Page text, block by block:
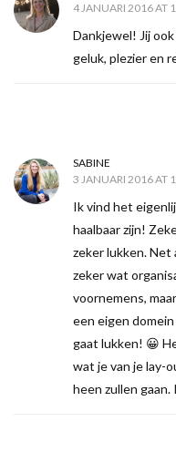
4 JANUARI 2016 AT
Dankjewel! Jij
geluk, plezier en
SABINE
3 JANUARI 2016 AT
Ik vind het
haalbaar zijn!
zeker lukken. Net
zeker wat
voornemens,
een eigen
gaat lukken! 😀
wat je van je lay-
heen zullen gaan.